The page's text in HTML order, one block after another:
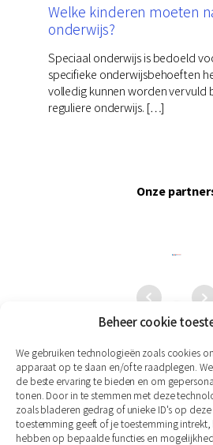
Beheer cookie
We gebruiken technologieën zoals cookies
apparaat op te slaan en/of te raadplegen.
de beste ervaring te bieden en om
tonen. Door in te stemmen met deze
zoals bladeren gedrag of unieke ID's op deze
toestemming geeft of je toestemming
hebben op bepaalde functies en
Welke kinderen moeten
onderwijs?
Speciaal onderwijs is bedoeld
specifieke onderwijsbehoeften
volledig kunnen worden vervuld
reguliere onderwijs. […]
Onze